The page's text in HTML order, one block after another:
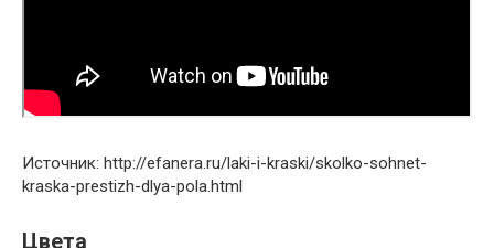
Источник: http://efanera.ru/laki-i-kraski/skolko-sohnet-
kraska-prestizh-dlya-pola.html
Цвета